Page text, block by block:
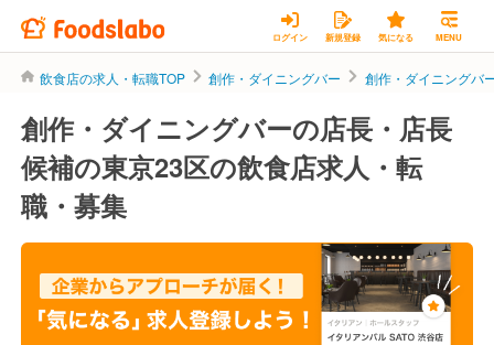
ログイン 新規登録 気になる MENU
飲食店の求人・転職TOP 創作・ダイニングバー 創作・ダイニングバ
創作・ダイニングバーの店長・店長
候補の東京23区の飲食店求人・転
職・募集